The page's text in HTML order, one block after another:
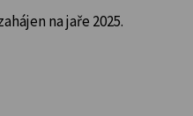
na jaře 2025.